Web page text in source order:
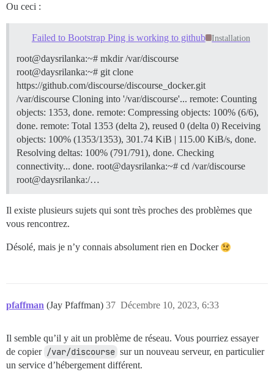
Ou ceci :
Failed to Bootstrap Ping is working to github Installation
root@daysrilanka:~# mkdir /var/discourse
root@daysrilanka:~# git clone
https://github.com/discourse/discourse_docker.git
/var/discourse Cloning into '/var/discourse'... remote: Counting
objects: 1353, done. remote: Compressing objects: 100% (6/6),
done. remote: Total 1353 (delta 2), reused 0 (delta 0) Receiving
objects: 100% (1353/1353), 301.74 KiB | 115.00 KiB/s, done.
Resolving deltas: 100% (791/791), done. Checking
connectivity... done. root@daysrilanka:~# cd /var/discourse
root@daysrilanka:/…
Il existe plusieurs sujets qui sont très proches des problèmes que
vous rencontrez.
Désolé, mais je n’y connais absolument rien en Docker
pfaffman (Jay Pfaffman) Décembre 10, 2023, 6:33
37
Il semble qu’il y ait un problème de réseau. Vous pourriez essayer
de copier /var/discourse sur un nouveau serveur, en particulier
un service d’hébergement différent.